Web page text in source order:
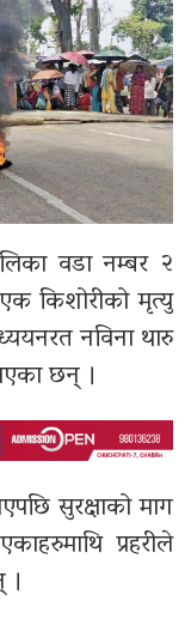
वडा नम्बर २
किशोरीको मृत्यु
नविना थारु
छन् ।
सुरक्षाको माग
प्रहरीले